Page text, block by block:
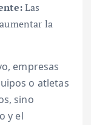
Las
la
empresas
o atletas
sino
y el